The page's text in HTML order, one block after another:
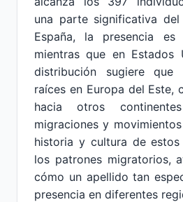
una parte significativa
España, la presencia es
mientras que en Estados
distribución sugiere
raíces en Europa del Este,
hacia otros
migraciones y
historia y cultura de
los patrones migratorios,
cómo un apellido tan
presencia en diferentes